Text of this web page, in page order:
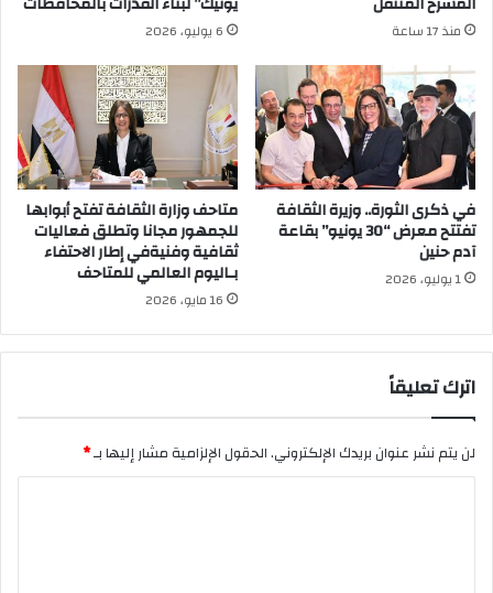
منذ 17 ساعة 6 يوليو، 2026
في ذكرى الثورة.. وزيرة الثقافة
تفتتح معرض “30 يونيو” بقاعة
آدم حنين
1 يوليو، 2026
متاحف وزارة الثقافة تفتح أبوابها
للجمهور مجانا وتطلق فعاليات
ثقافية وفنيةفي إطار الاحتفاء
بـاليوم العالمي للمتاحف
16 مايو، 2026
اترك تعليقاً
لن يتم نشر عنوان بريدك الإلكتروني.الحقول الإلزامية مشار إليها بـ*